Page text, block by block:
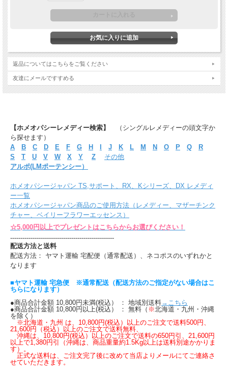
返品についてはこちらをご覧ください
友達にメールですすめる
【ホメオパシーレメディー検索】
（シングルレメディーの頭文字か
ら探せます）
A
B C D E F G H J K L M N O P Q
R
S
T U V W X Y Z
その他
アルポ(LMポーテンシー）
ホメオパシージャパン TS,サポート、RX、Kシリーズ、DX レメディ
ー一覧
ホメオパシージャパン商品のご使用方法（レメディー、マザーチンク
チャー、ベイリーフラワーエッセンス）
☆5,000円以上でプレゼントはこちらからお選びください！
---------------------------------------------------
配送方法と送料
配送方法： ヤマト運輸 宅配便（通常配送）、ネコポスのいずれかと
なります
■ヤマト運輸 宅急便 ※通常配送（配送方法のご指定がない場合はこ
ちらになります）
●商品合計金額 10,800円未満(税込） ： 地域別送料→こちら
●商品合計金額 10,800円以上(税込） ： 無料（ ※北海道・九州・沖縄
を除く）
※北海道・九州 は、10,800円(税込）以上のご注文で送料500円、
21,600円（税込）以上のご注文で送料無料、
沖縄は、10,800円(税込）以上のご注文で送料の650円引、21,600円
以上で1,380円引（沖縄は、商品重量約1.5Kg以上は送料別途かかりま
す）。
正式な送料は、ご注文完了後に改めて当店よりメールにてご連絡さ
せていただきます。